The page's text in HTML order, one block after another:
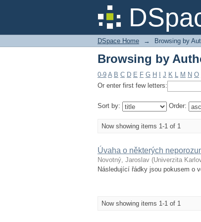
Browsing by
DSpace Home → Browsing by
Browsing by
0-9 A B C D E F G H J K L M N O
Or enter first few letters:
Sort by: Order:
Now showing items 1-1 of 1
Úvaha o některých
Novotný, Jaroslav (Univerzita
Následující řádky jsou pokusem o
Now showing items 1-1 of 1